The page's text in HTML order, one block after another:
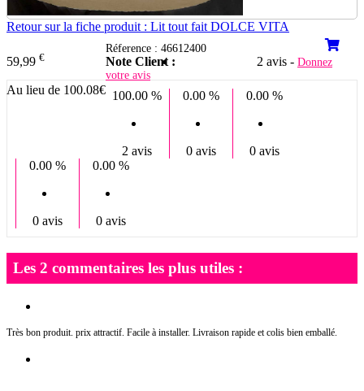
Retour sur la fiche produit : Lit tout fait DOLCE VITA
59,99 €
Au lieu de 100.08€
Réference : 46612400
Note Client : 2 avis - Donnez
votre avis
100.00 %
2 avis
0.00 %
0 avis
0.00 %
0 avis
0.00 %
0 avis
0.00 %
0 avis
Les 2 commentaires les plus utiles :
Très bon produit. prix attractif. Facile à installer. Livraison rapide et colis bien emballé.